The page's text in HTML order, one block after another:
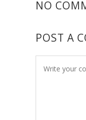
NO
POST A